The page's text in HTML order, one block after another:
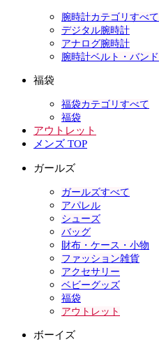
腕時計カテゴリすべて
デジタル腕時計
アナログ腕時計
腕時計ベルト・バンド
福袋
福袋カテゴリすべて
福袋
アウトレット
メンズ TOP
ガールズ
ガールズすべて
アパレル
シューズ
バッグ
財布・ケース・小物
ファッション雑貨
アクセサリー
ベビーグッズ
福袋
アウトレット
ボーイズ